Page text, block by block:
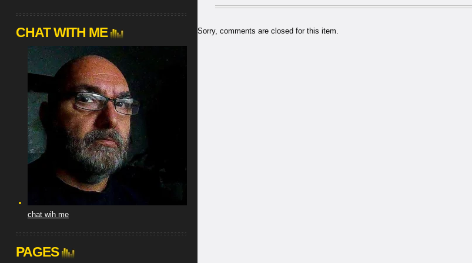
Sorry, comments are closed for this item.
CHAT WITH ME
chat wih me
PAGES